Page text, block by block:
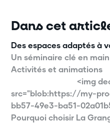
Dans cet
Des espaces adaptés à
Un séminaire clé en main
Activités et animations
<img
src="blob:https://my-
bb57-49e3-ba51-
Pourquoi choisir La